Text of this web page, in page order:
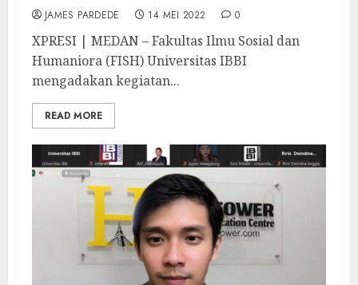
JAMES PARDEDE 14 MEI 2022 0
XPRESI | MEDAN – Fakultas Ilmu Sosial dan
Humaniora (FISH) Universitas IBBI
mengadakan kegiatan...
READ MORE